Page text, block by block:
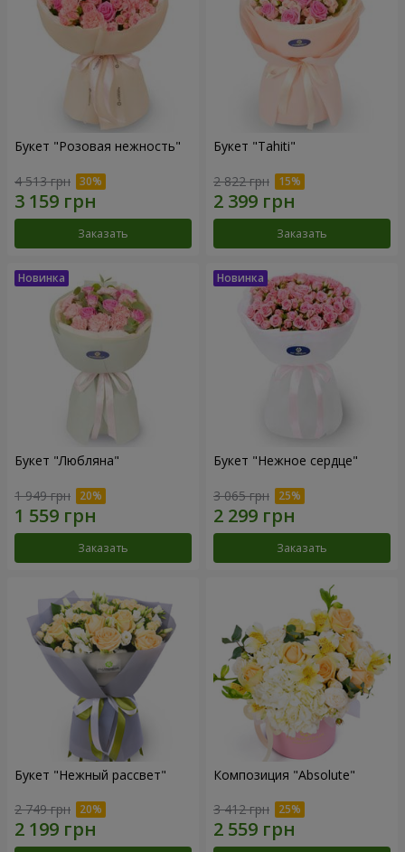
Букет "Розовая нежность"
4 513 грн
Заказать
Букет "Tahiti"
2 822 грн
Заказать
Букет "Любляна"
1 949 грн
Заказать
Букет "Нежное сердце"
3 065 грн
Заказать
Букет "Нежный рассвет"
2 749 грн
Композиция "Absolute"
3 412 грн